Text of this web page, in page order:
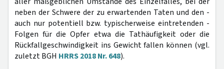
neben der Schwere der zu erwartenden Taten und den -
auch nur potentiell bzw. typischerweise eintretenden -
Folgen für die Opfer etwa die Tathäufigkeit oder die
Rückfallgeschwindigkeit ins Gewicht fallen können (vgl.
zuletzt BGH HRRS 2018 Nr. 648).